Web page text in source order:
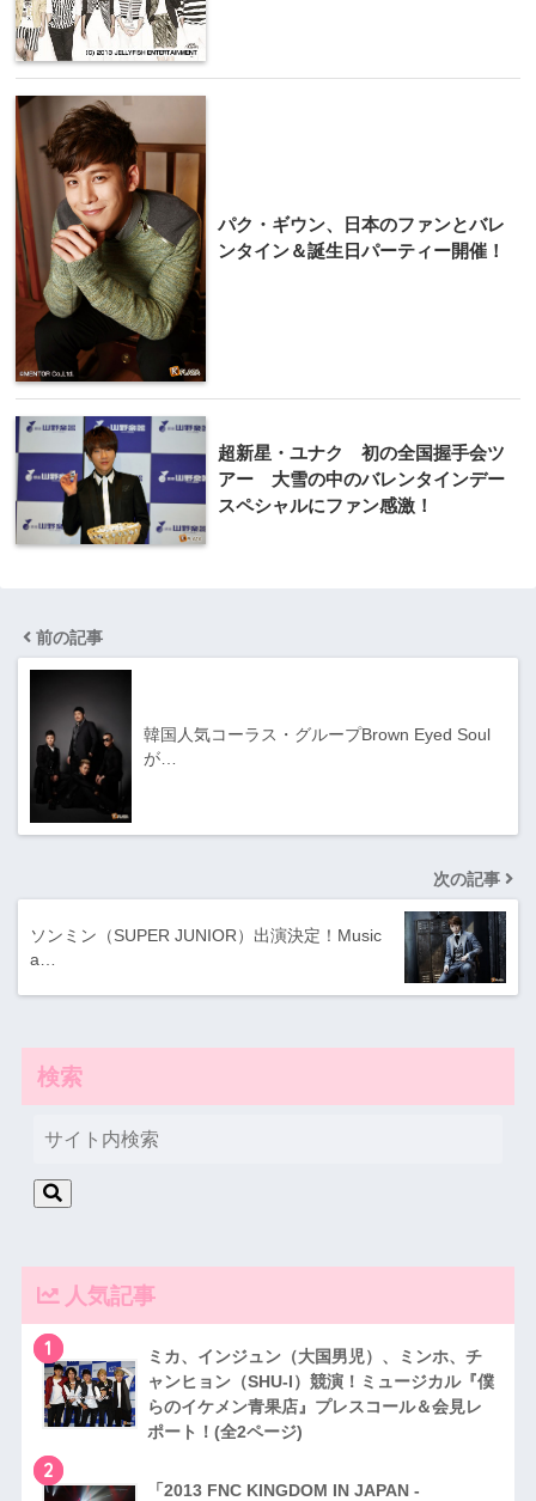
パク・ギウン、日本のファンとバレ
ンタイン＆誕生日パーティー開催！
超新星・ユ​ナク 初の全国握手会ツ
アー 大雪の中のバレンタイ​ンデー
スペシャルにフ​ァン感激！
前の記事
韓国​人気コーラス・グループ​Brown Eyed Soul
が…
次の記事
ソンミン（SUPER JUNIOR）出演決​定！Music​
a…
検索
人気記事
1
ミカ、インジュン（大国男児）、ミンホ、チ
ャンヒョン（SHU-I）競演！ミュージカル『僕
らのイケメン青果店』プレスコール＆会見レ
ポート！(全2ページ)
2
「2013 FNC KINGDOM IN JAPAN -